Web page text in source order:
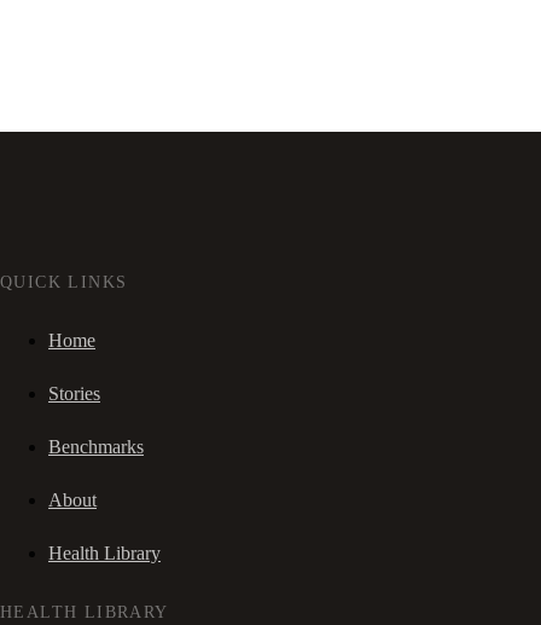
QUICK LINKS
Home
Stories
Benchmarks
About
Health Library
HEALTH LIBRARY